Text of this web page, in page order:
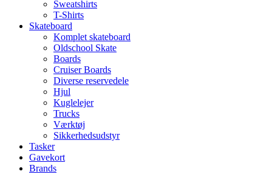
Sweatshirts
T-Shirts
Skateboard
Komplet skateboard
Oldschool Skate
Boards
Cruiser Boards
Diverse reservedele
Hjul
Kuglelejer
Trucks
Værktøj
Sikkerhedsudstyr
Tasker
Gavekort
Brands